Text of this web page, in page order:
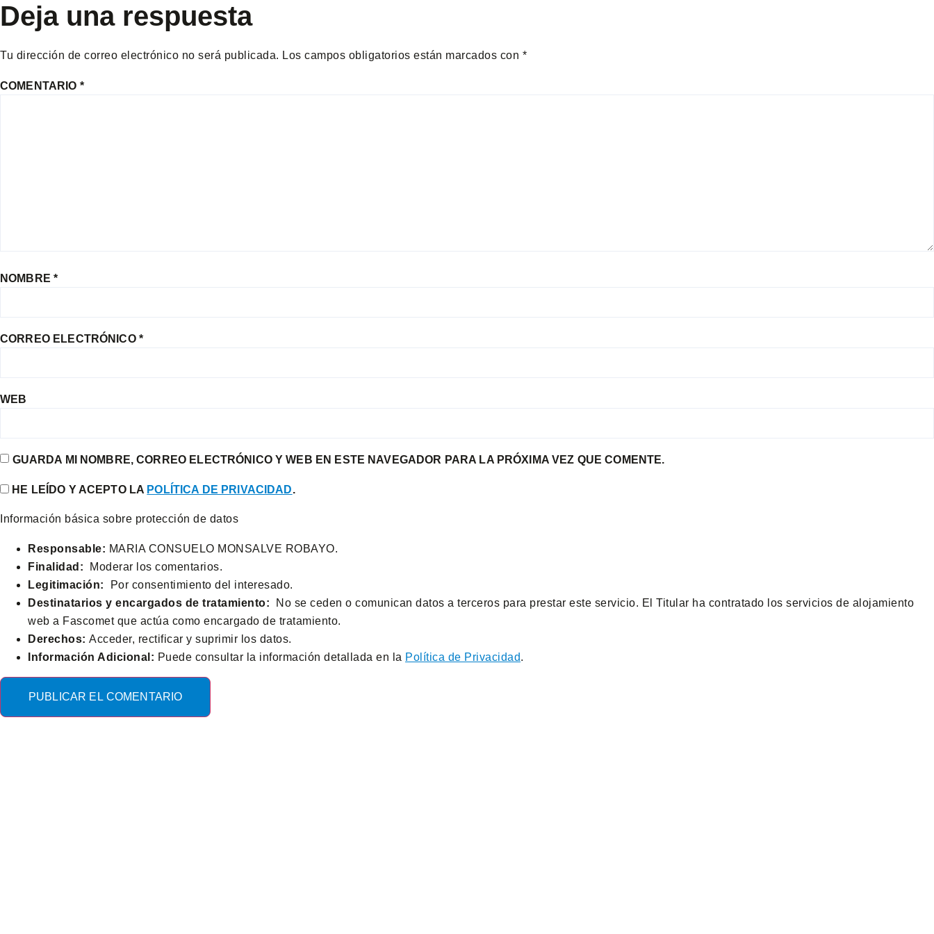
Deja una respuesta
Tu dirección de correo electrónico no será publicada. Los campos obligatorios están marcados con *
COMENTARIO *
NOMBRE*
CORREO ELECTRÓNICO *
WEB
GUARDA MI NOMBRE, CORREO ELECTRÓNICO Y WEB EN ESTE NAVEGADOR PARA LA PRÓXIMA VEZ QUE COMENTE.
HE LEÍDO Y ACEPTO LA POLÍTICA DE PRIVACIDAD.
Información básica sobre protección de datos
Responsable: MARIA CONSUELO MONSALVE ROBAYO.
Finalidad: Moderar los comentarios.
Legitimación: Por consentimiento del interesado.
Destinatarios y encargados de tratamiento: No se ceden o comunican datos a terceros para prestar este servicio. El Titular ha contratado los servicios de alojamiento
web a Fascomet que actúa como encargado de tratamiento.
Derechos: Acceder, rectificar y suprimir los datos.
Información Adicional: Puede consultar la información detallada en la Política de Privacidad.